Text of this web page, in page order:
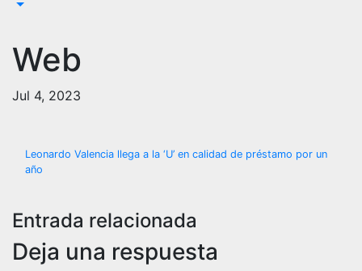
Web
Jul 4, 2023
Navegación
entradas
Leonardo Valencia llega a la ‘U’ en calidad de préstamo por un
año
Entrada relacionada
Deja una respuesta